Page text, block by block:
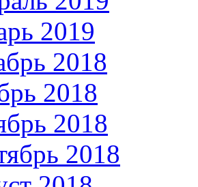
2019
2018
2018
2018
2018